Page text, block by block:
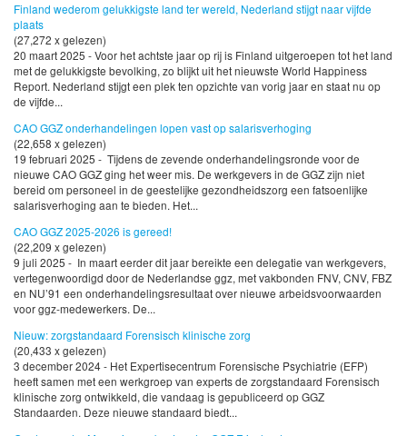
Finland wederom gelukkigste land ter wereld, Nederland stijgt naar vijfde
plaats
(27,272 x gelezen)
20 maart 2025 - Voor het achtste jaar op rij is Finland uitgeroepen tot het land
met de gelukkigste bevolking, zo blijkt uit het nieuwste World Happiness
Report. Nederland stijgt een plek ten opzichte van vorig jaar en staat nu op
de vijfde...
CAO GGZ onderhandelingen lopen vast op salarisverhoging
(22,658 x gelezen)
19 februari 2025 - Tijdens de zevende onderhandelingsronde voor de
nieuwe CAO GGZ ging het weer mis. De werkgevers in de GGZ zijn niet
bereid om personeel in de geestelijke gezondheidszorg een fatsoenlijke
salarisverhoging aan te bieden. Het...
CAO GGZ 2025-2026 is gereed!
(22,209 x gelezen)
9 juli 2025 - In maart eerder dit jaar bereikte een delegatie van werkgevers,
vertegenwoordigd door de Nederlandse ggz, met vakbonden FNV, CNV, FBZ
en NU’91 een onderhandelingsresultaat over nieuwe arbeidsvoorwaarden
voor ggz-medewerkers. De...
Nieuw: zorgstandaard Forensisch klinische zorg
(20,433 x gelezen)
3 december 2024 - Het Expertisecentrum Forensische Psychiatrie (EFP)
heeft samen met een werkgroep van experts de zorgstandaard Forensisch
klinische zorg ontwikkeld, die vandaag is gepubliceerd op GGZ
Standaarden. Deze nieuwe standaard biedt...